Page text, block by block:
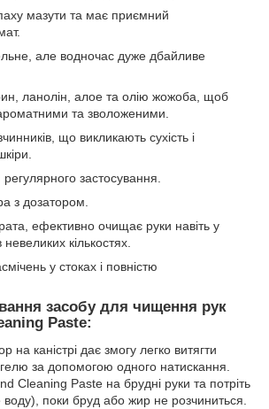
мазути та має приємний
але водночас дуже дбайливе
ланолін, алое та олію жожоба, щоб
та зволоженими.
що викликають сухість і
застосування.
з дозатором.
ефективно очищає руки навіть у
невеликих кількостях.
у стоках і повністю
засобу для чищення рук
Paste:
на каністрі дає змогу легко витягти
гелю за допомогою одного натискання.
Cleaning Paste на брудні руки та потріть
воду), поки бруд або жир не розчиниться.